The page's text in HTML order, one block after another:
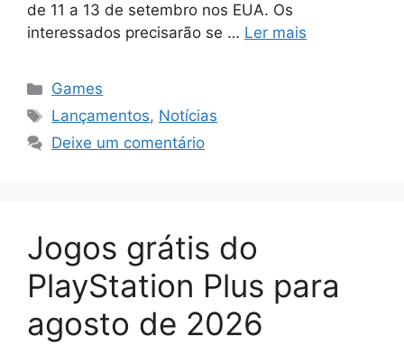
de 11 a 13 de setembro nos EUA. Os
interessados ​​​​precisarão se … Ler mais
Categorias
Games
Tags
Lançamentos, Notícias
Deixe um comentário
Jogos grátis do
PlayStation Plus para
agosto de 2026